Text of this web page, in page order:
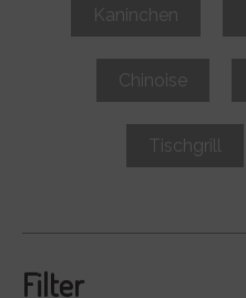
Kaninchen
Chinoise
Tischgrill
Filter